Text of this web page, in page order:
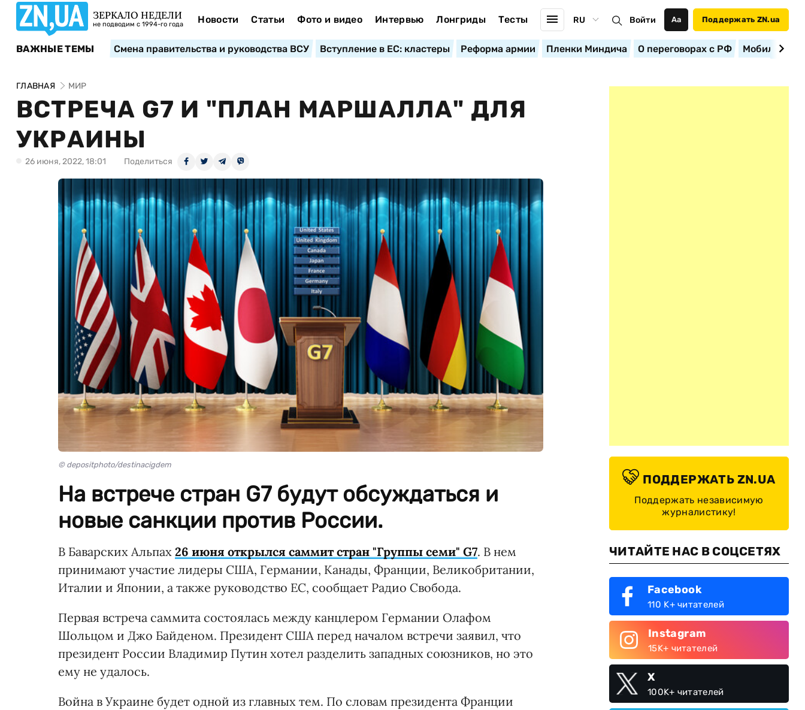
ЗЕРКАЛО НЕДЕЛИ
не подводим с 1994-го года Новости Статьи Фото и видео Интервью Лонгриды Тесты RU Войти Аа Поддержать ZN.ua
ВАЖНЫЕ ТЕМЫ Смена правительства и руководства ВСУ Вступление в ЕС: кластеры Реформа армии Пленки Миндича О переговорах с РФ
ГЛАВНАЯ МИР
ВСТРЕЧА G7 И "ПЛАН МАРШАЛЛА" ДЛЯ
УКРАИНЫ
26 июня, 2022, 18:01 Поделиться
© depositphoto/destinacigdem
На встрече стран G7 будут обсуждаться и
новые санкции против России.
В Баварских Альпах 26 июня открылся саммит стран "Группы семи" G7. В нем
принимают участие лидеры США, Германии, Канады, Франции, Великобритании,
Италии и Японии, а также руководство ЕС, сообщает Радио Свобода.
Первая встреча саммита состоялась между канцлером Германии Олафом
Шольцом и Джо Байденом. Президент США перед началом встречи заявил, что
президент России Владимир Путин хотел разделить западных союзников, но это
ему не удалось.
Война в Украине будет одной из главных тем. По словам президента Франции
ПОДДЕРЖАТЬ ZN.UA
Поддержать независимую
журналистику!
ЧИТАЙТЕ НАС В СОЦСЕТЯХ
Facebook
110 K+ читателей
Instagram
15K+ читателей
X
100K+ читателей